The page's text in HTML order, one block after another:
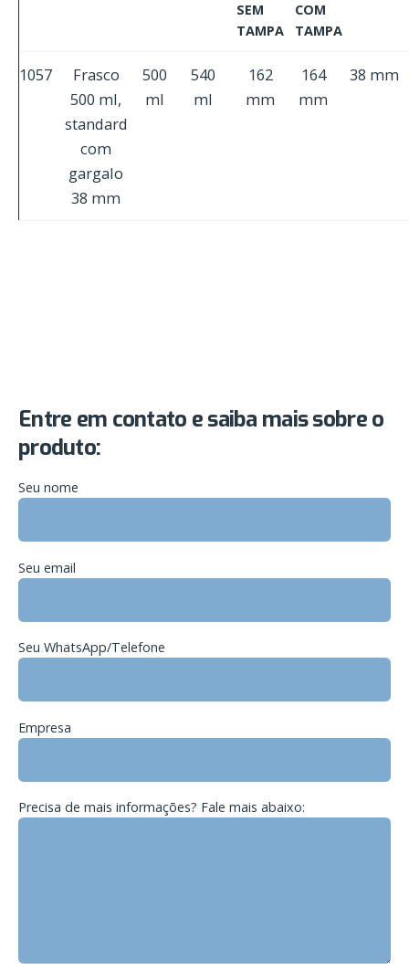
SEM
TAMPA
COM
TAMPA
1057
Frasco
500 ml,
standard
com
gargalo
38 mm
500
ml
540
ml
162
mm
164
mm
38 mm
Entre em contato e saiba mais sobre o
produto:
Seu nome
Seu email
Seu WhatsApp/Telefone
Empresa
Precisa de mais informações? Fale mais abaixo: